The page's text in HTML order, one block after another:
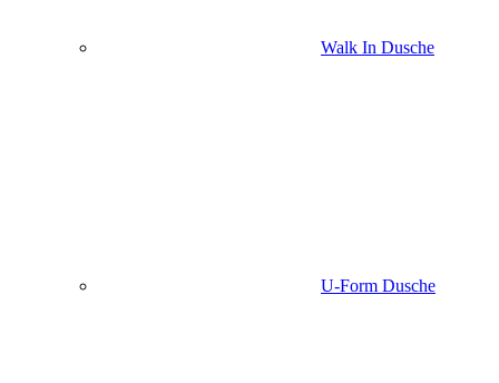
Walk In Dusche
U-Form Dusche